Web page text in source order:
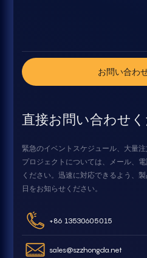
お問い合わ
直接お問い合わせ
緊急のイベントスケジュール、大量
プロジェクトについては、メール、
ください。迅速に対応できるよう、
日をお知らせください。
+86 13530605015
sales@szzhongda.net